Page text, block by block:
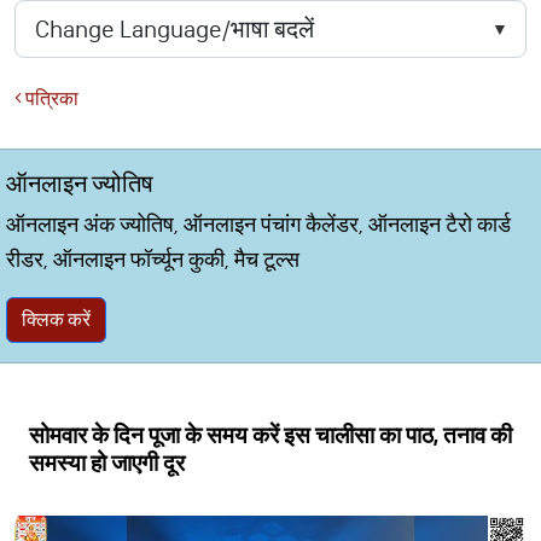
पत्रिका
ऑनलाइन ज्योतिष
ऑनलाइन अंक ज्योतिष, ऑनलाइन पंचांग कैलेंडर, ऑनलाइन टैरो कार्ड
रीडर, ऑनलाइन फॉर्च्यून कुकी, मैच टूल्स
क्लिक करें
सोमवार के दिन पूजा के समय करें इस चालीसा का पाठ, तनाव की
समस्या हो जाएगी दूर